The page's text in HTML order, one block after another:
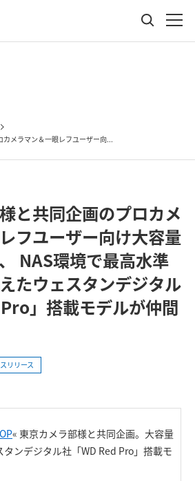
メラマン＆一眼レフユーザー向...
と共同企画のプロカメ
フユーザー向け大容量
NAS環境で最高水準
たウェスタンデジタル
」搭載モデルが仲間
リリース
« 東京カメラ部様と共同企画。大容量
ンデジタル社「WD Red Pro」搭載モ